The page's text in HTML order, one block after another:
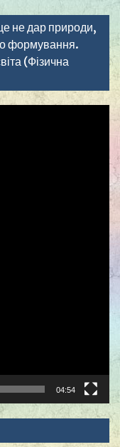
не дар природи,
формування.
(Фізична
04:54